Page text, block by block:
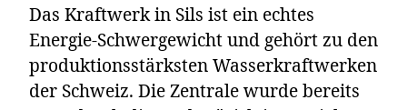
Das Kraftwerk in Sils ist ein echtes
Energie-Schwergewicht und gehört zu den
produktionsstärksten Wasserkraftwerken
der Schweiz. Die Zentrale wurde bereits